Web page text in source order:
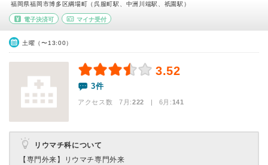
福岡県福岡市博多区綱場町（呉服町駅、中洲川端駅、祇園駅）
電子決済可 マイナ受付
土曜（〜13:00）
3.52
3件
アクセス数 7月:222 | 6月:141
リウマチ科について
【専門外来】
リウマチ専門外来